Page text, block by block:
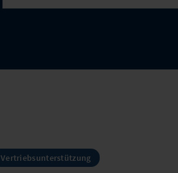
Vertriebsunterstützung